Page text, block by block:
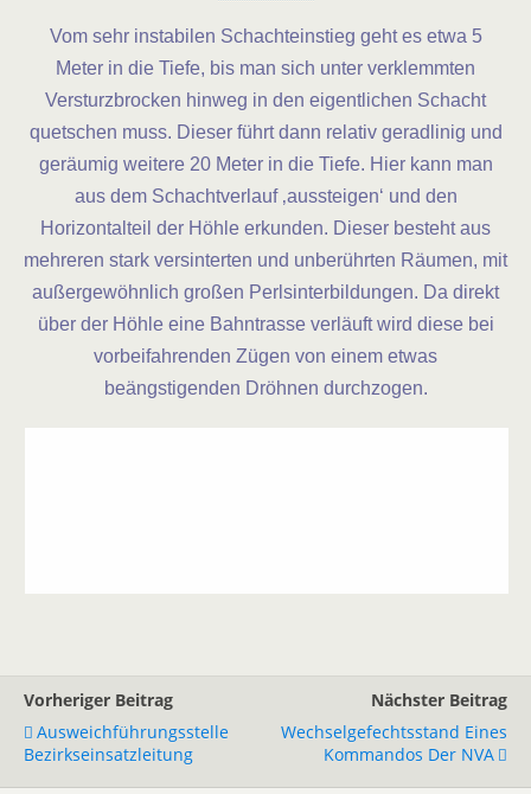
Vom sehr instabilen Schachteinstieg geht es etwa 5
Meter in die Tiefe, bis man sich unter verklemmten
Versturzbrocken hinweg in den eigentlichen Schacht
quetschen muss. Dieser führt dann relativ geradlinig und
geräumig weitere 20 Meter in die Tiefe. Hier kann man
aus dem Schachtverlauf ‚aussteigen‘ und den
Horizontalteil der Höhle erkunden. Dieser besteht aus
mehreren stark versinterten und unberührten Räumen, mit
außergewöhnlich großen Perlsinterbildungen. Da direkt
über der Höhle eine Bahntrasse verläuft wird diese bei
vorbeifahrenden Zügen von einem etwas
beängstigenden Dröhnen durchzogen.
Vorheriger Beitrag
Ausweichführungsstelle
Bezirkseinsatzleitung
Nächster Beitrag
Wechselgefechtsstand Eines
Kommandos Der NVA